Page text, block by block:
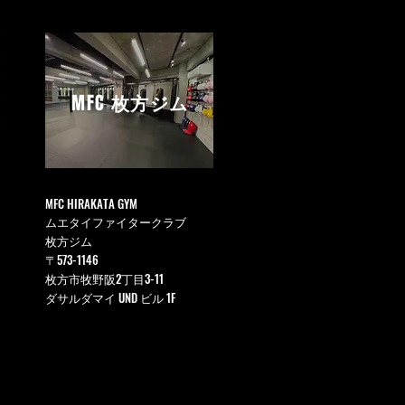
MFC枚方ジム
MFC HIRAKATA GYM
ムエタイファイタークラブ
枚方ジム
〒573-1146
枚方市牧野阪2丁目3-11
ダサルダマイ UND ビル 1F